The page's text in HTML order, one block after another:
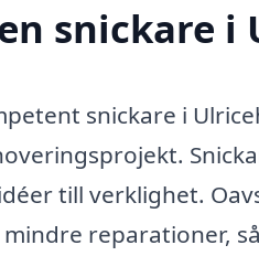
snickare
snickare i
till verklighet.
reparationer,